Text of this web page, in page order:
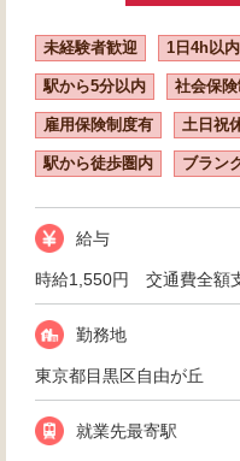
未経験者歓迎 1日4h以内
駅から5分以内 社会保
雇用保険制度有 土日祝
駅から徒歩圏内 ブラン
給与
時給1,550円 交通費全額
勤務地
東京都目黒区自由が丘
就業先最寄駅